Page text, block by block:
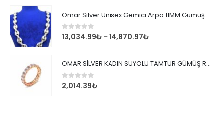
Omar Silver Unisex Gemici Arpa 11MM Gümüş Kolye Zincir
0out of 5
13,034.99₺ –14,870.97₺
OMAR SİLVER KADIN SUYOLU TAMTUR GÜMÜŞ ROSE YÜZÜK SU YOLU TAMTUR YÜZÜK Omr8149
0 out of 5
2,014.39₺